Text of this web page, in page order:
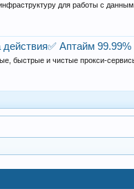
для работы с
Аптайм 99.99%
быстрые и чистые прокси-